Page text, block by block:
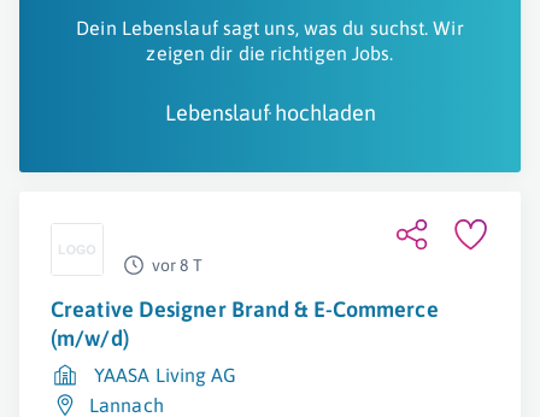
Dein Lebenslauf sagt uns, was du suchst. Wir
zeigen dir die richtigen Jobs.
Lebenslauf hochladen
vor 8 T
Creative Designer Brand & E-Commerce
(m/w/d)
YAASA Living AG
Lannach